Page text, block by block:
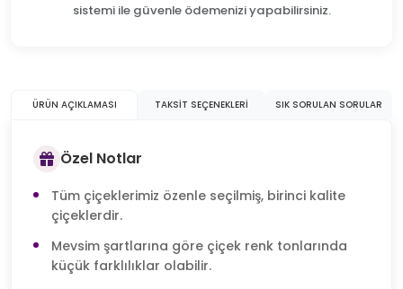
sistemi ile güvenle ödemenizi yapabilirsiniz.
ÜRÜN AÇIKLAMASI TAKSIT SEÇENEKLERI SIK SORULAN SORULAR
Özel Notlar
Tüm çiçeklerimiz özenle seçilmiş, birinci kalite
çiçeklerdir.
Mevsim şartlarına göre çiçek renk tonlarında
küçük farklılıklar olabilir.